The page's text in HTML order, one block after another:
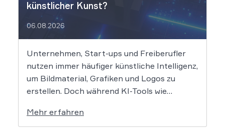
künstlicher Kunst?
06.08.2026
Unternehmen, Start-ups und Freiberufler
nutzen immer häufiger künstliche Intelligenz,
um Bildmaterial, Grafiken und Logos zu
erstellen. Doch während KI-Tools wie
Sekundenschnelle beeindruckende
Ergebnisse liefern, wirft der Einsatz von
Mehr erfahren